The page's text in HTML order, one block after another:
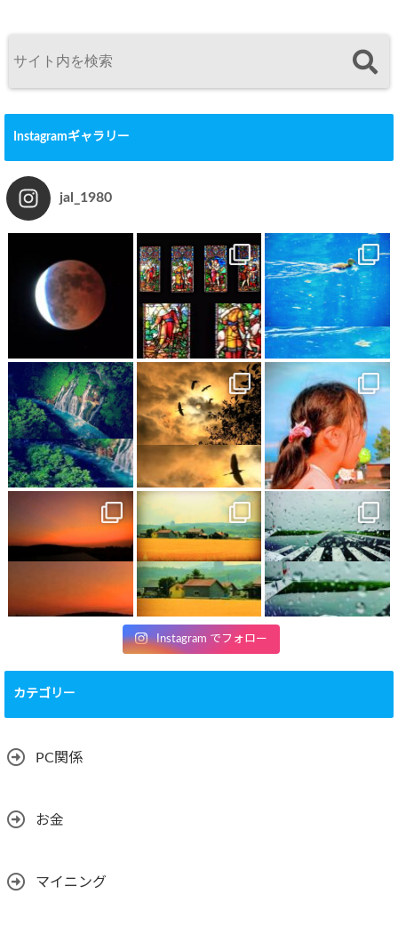
Instagramギャラリー
jal_1980
Instagram でフォロー
カテゴリー
PC関係
お金
マイニング